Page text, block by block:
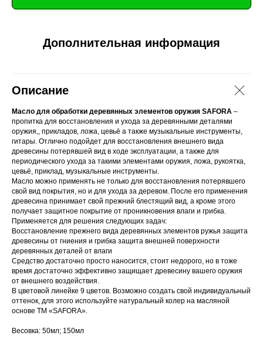
Дополнительная информация
Описание
Масло для обработки деревянных элементов оружия SAFORA –
пропитка для восстановления и ухода за деревянными деталями
оружия,, прикладов, ложа, цевьё а также музыкальные инструменты,
гитары. Отлично подойдет для восстановления внешнего вида
древесины потерявшей вид в ходе эксплуатации, а также для
периодического ухода за такими элементами оружия, ложа, рукоятка,
цевьё, приклад, музыкальные инструменты.
Масло можно применять не только для восстановления потерявшего
свой вид покрытия, но и для ухода за деревом. После его применения
древесина принимает свой прежний блестящий вид, а кроме этого
получает защитное покрытие от проникновения влаги и грибка.
Применяется для решения следующих задач:
Восстановление прежнего вида деревянных элементов ружья защита
древесины от гниения и грибка защита внешней поверхности
деревянных деталей от влаги
Средство достаточно просто наносится, стоит недорого, но в тоже
время достаточно эффективно защищает древесину вашего оружия
от внешнего воздействия.
В цветовой линейке 9 цветов. Возможно создать свой индивидуальный
оттенок, для этого используйте натуральный колер на масляной
основе ТМ «SAFORA».
Весовка: 50мл; 150мл